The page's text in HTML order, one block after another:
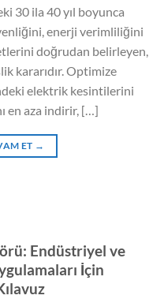
30 ila 40 yıl boyunca
enerji verimliliğini
doğrudan belirleyen,
kararıdır. Optimize
elektrik kesintilerini
en aza indirir, […]
ET →
Endüstriyel ve
İçin